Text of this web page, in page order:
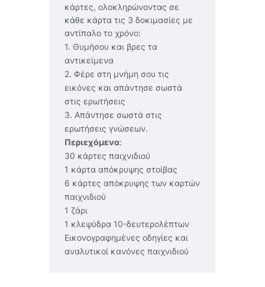
κάρτες, ολοκληρώνοντας σε
κάθε κάρτα τις 3 δοκιμασίες με
αντίπαλο το χρόνο:
1. Θυμήσου και βρες τα
αντικείμενα
2. Φέρε στη μνήμη σου τις
εικόνες και απάντησε σωστά
στις ερωτήσεις
3. Απάντησε σωστά στις
ερωτήσεις γνώσεων.
Περιεχόμενα:
30 κάρτες παιχνιδιού
1 κάρτα απόκρυψης στοίβας
6 κάρτες απόκρυψης των καρτών
παιχνιδιού
1 ζάρι
1 κλεψύδρα 10-δευτερολέπτων
Εικονογραφημένες οδηγίες και
αναλυτικοί κανόνες παιχνιδιού